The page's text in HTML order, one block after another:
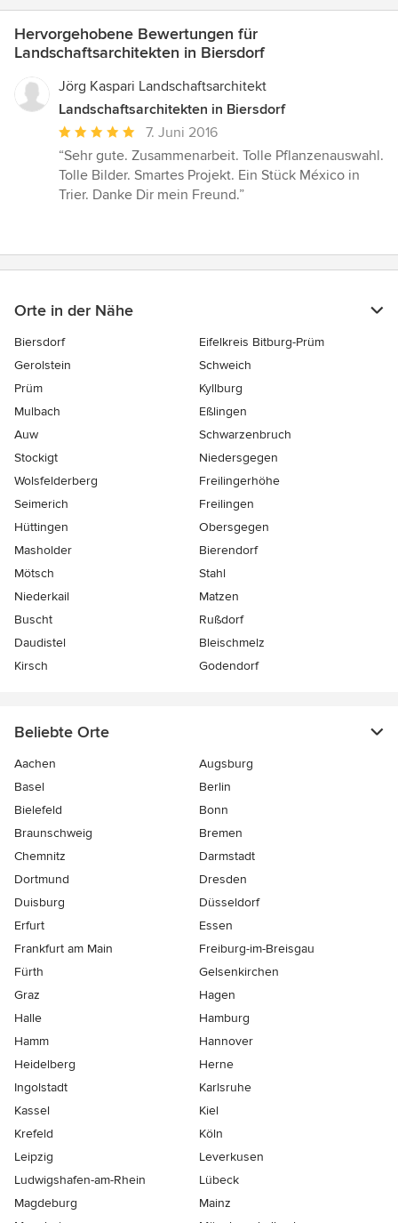
Hervorgehobene Bewertungen für
Landschaftsarchitekten in Biersdorf
Jörg Kaspari Landschaftsarchitekt
Landschaftsarchitekten in Biersdorf
Durchschnittliche
Bewertung:
5
von
7. Juni 2016
“Sehr gute. Zusammenarbeit. Tolle Pflanzenauswahl.
Tolle Bilder. Smartes Projekt. Ein Stück México in
Trier. Danke Dir mein Freund.”
Orte in der Nähe
Biersdorf
Eifelkreis Bitburg-Prüm
Gerolstein
Schweich
Prüm
Kyllburg
Mulbach
Eßlingen
Auw
Schwarzenbruch
Stockigt
Niedersgegen
Wolsfelderberg
Freilingerhöhe
Seimerich
Freilingen
Hüttingen
Obersgegen
Masholder
Bierendorf
Mötsch
Stahl
Niederkail
Matzen
Buscht
Rußdorf
Daudistel
Bleischmelz
Kirsch
Godendorf
Beliebte Orte
Aachen
Augsburg
Basel
Berlin
Bielefeld
Bonn
Braunschweig
Bremen
Chemnitz
Darmstadt
Dortmund
Dresden
Duisburg
Düsseldorf
Erfurt
Essen
Frankfurt am Main
Freiburg-im-Breisgau
Fürth
Gelsenkirchen
Graz
Hagen
Halle
Hamburg
Hamm
Hannover
Heidelberg
Herne
Ingolstadt
Karlsruhe
Kassel
Kiel
Krefeld
Köln
Leipzig
Leverkusen
Ludwigshafen-am-Rhein
Lübeck
Magdeburg
Mainz